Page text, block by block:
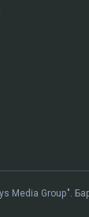
Group".